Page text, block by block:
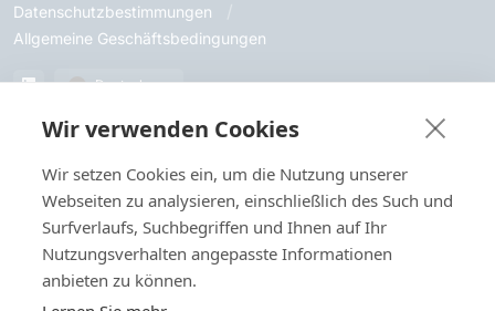
Wir verwenden Cookies
Wir setzen Cookies ein, um die Nutzung unserer
Webseiten zu analysieren, einschließlich des Such und
Surfverlaufs, Suchbegriffen und Ihnen auf Ihr
Nutzungsverhalten angepasste Informationen
anbieten zu können.
Datenschutzbestimmungen
Allgemeine Geschäftsbedingungen
Deutsch
© Let's Get Digital. Alle Rechte vorbehalten.
Wenn Sie unsere Websites, Dienste oder Tools besuchen oder
mit ihnen interagieren, können wir oder unsere bevollmächtigten
Dienstanbieter Cookies zum Speichern von Informationen
verwenden, um Ihnen ein besseres, schnelleres und sichereres